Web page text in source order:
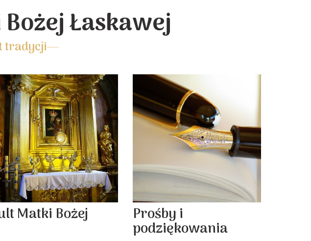
Łaskawej
tradycji
Matki Bożej Prośby i
podziękowania